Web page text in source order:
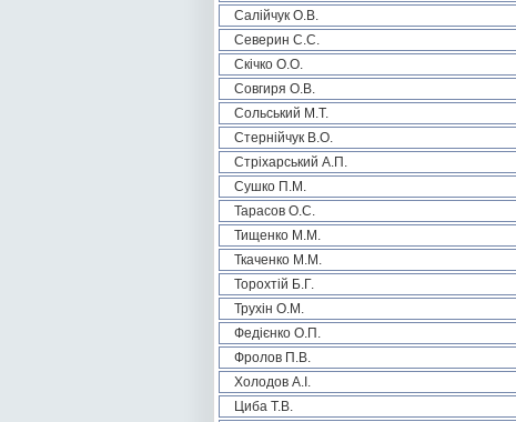
Салійчук О.В.
Северин С.С.
Скічко О.О.
Совгиря О.В.
Сольський М.Т.
Стернійчук В.О.
Стріхарський А.П.
Сушко П.М.
Тарасов О.С.
Тищенко М.М.
Ткаченко М.М.
Торохтій Б.Г.
Трухін О.М.
Федієнко О.П.
Фролов П.В.
Холодов А.І.
Циба Т.В.